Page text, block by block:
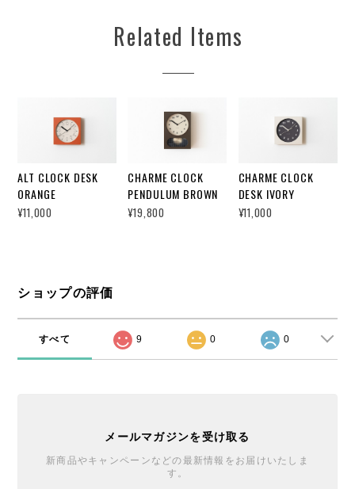
Related Items
ALT CLOCK DESK
ORANGE
¥11,000
CHARME CLOCK
PENDULUM BROWN
¥19,800
CHARME CLOCK
DESK IVORY
¥11,000
ショップの評価
すべて 9 0 0
メールマガジンを受け取る
新商品やキャンペーンなどの最新情報をお届けいたしま
す。